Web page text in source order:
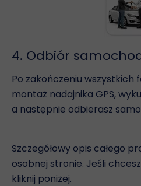
4. Odbiór
Po zakończeniu
montaż nadajnika GPS,
a następnie odbierasz
Szczegółowy opis całego
osobnej stronie. Jeśli
kliknij poniżej.